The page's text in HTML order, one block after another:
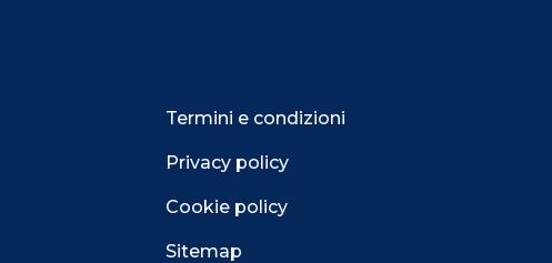
Termini e condizioni
Privacy policy
Cookie policy
Sitemap